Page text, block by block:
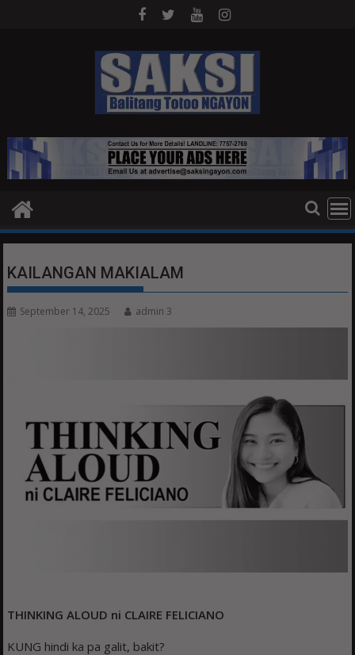
KAILANGAN MAKIALAM
September 14, 2025 admin 3
THINKING ALOUD ni CLAIRE FELICIANO
KUNG hindi ka pa galit, bakit?